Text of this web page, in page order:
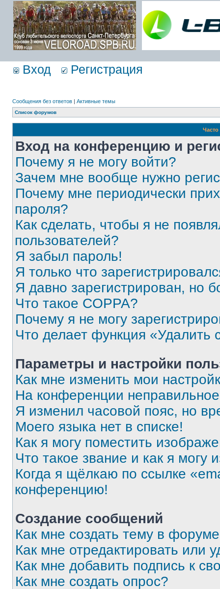
Вход Регистрация
Сообщения без ответов | Активные темы
Список форумов
Вход на конференцию и
Почему я не могу войти?
Зачем мне вообще нужно
Почему мне периодически
пароля?
Как сделать, чтобы я не
пользователей?
Я забыл пароль!
Я только что
Я давно зарегистрирован, но
Что такое COPPA?
Почему я не могу
Что делает функция «Удалить
Параметры и настройки
Как мне изменить мои
На конференции
Я изменил часовой пояс, но
Моего языка нет в списке!
Как я могу поместить
Что такое звание и как я могу
Когда я щёлкаю по ссылке
конференцию!
Создание сообщений
Как мне создать тему в
Как мне отредактировать или
Как мне добавить подпись к
Как мне создать опрос?